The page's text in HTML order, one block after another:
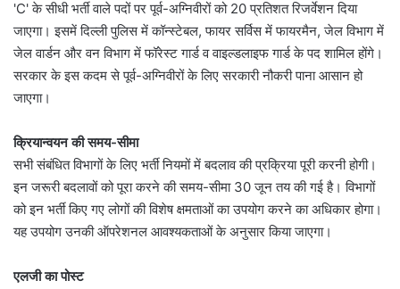
'C' के सीधी भर्ती वाले पदों पर पूर्व-अग्निवीरों को 20 प्रतिशत रिजर्वेशन दिया
जाएगा। इसमें दिल्ली पुलिस में कॉन्स्टेबल, फायर सर्विस में फायरमैन, जेल विभाग में
जेल वार्डन और वन विभाग में फॉरेस्ट गार्ड व वाइल्डलाइफ गार्ड के पद शामिल होंगे।
सरकार के इस कदम से पूर्व-अग्निवीरों के लिए सरकारी नौकरी पाना आसान हो
जाएगा।
क्रियान्वयन की समय-सीमा
सभी संबंधित विभागों के लिए भर्ती नियमों में बदलाव की प्रक्रिया पूरी करनी होगी।
इन जरूरी बदलावों को पूरा करने की समय-सीमा 30 जून तय की गई है। विभागों
को इन भर्ती किए गए लोगों की विशेष क्षमताओं का उपयोग करने का अधिकार होगा।
यह उपयोग उनकी ऑपरेशनल आवश्यकताओं के अनुसार किया जाएगा।
एलजी का पोस्ट